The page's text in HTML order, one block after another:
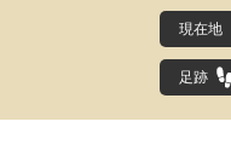
現在地